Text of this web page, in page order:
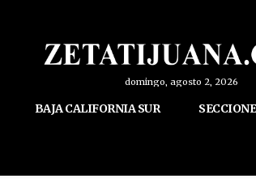
domingo, agosto 2, 2026
BAJA CALIFORNIA SUR